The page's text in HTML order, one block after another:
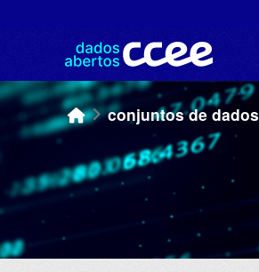
conjuntos de dados